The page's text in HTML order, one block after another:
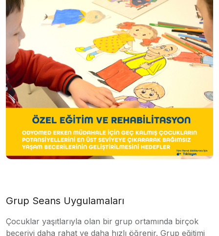
Grup Seans Uygulamaları
Çocuklar yaşıtlarıyla olan bir grup ortamında birçok
beceriyi daha rahat ve daha hızlı öğrenir. Grup eğitimi